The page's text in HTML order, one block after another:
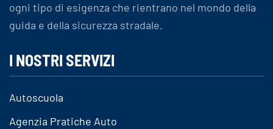
ogni tipo di esigenza che rientrano nel mondo della
guida e della sicurezza stradale.
I NOSTRI SERVIZI
Autoscuola
Agenzia Pratiche Auto